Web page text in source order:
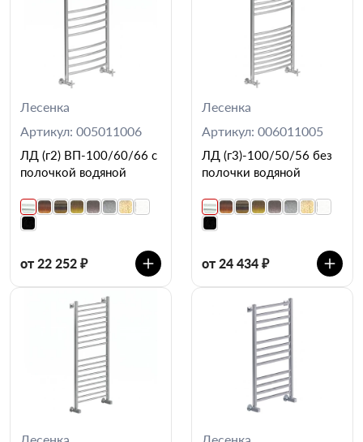
Лесенка
Артикул: 005011006
ЛД (г2) ВП-100/60/66 с
полочкой водяной
от 22 252 ₽
Лесенка
Артикул: 006011005
ЛД (г3)-100/50/56 без
полочки водяной
от 24 434 ₽
Лесенка Лесенка